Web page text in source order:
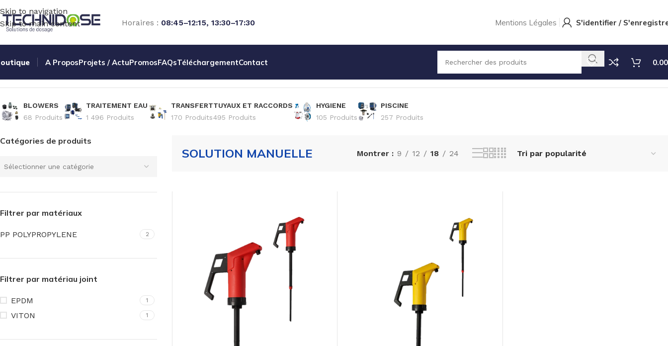
Skip to navigation
Skip to main content
Horaires : 08:45–12:15, 13:30–17:30 Mentions Légales S'identifier /
A ProposProjets / ActuPromosFAQsTéléchargementContact
0.00
BLOWERS
68 Produits
TRAITEMENT EAU
1 496 Produits
TRANSFERT
170 Produits
TUYAUX ET RACCORDS
495 Produits
HYGIENE
105 Produits
PISCINE
257 Produits
Catégories de produits
Sélectionner une catégorie
Filtrer par matériaux
PP POLYPROPYLENE 2
Filtrer par matériau joint
EPDM 1
VITON 1
SOLUTION MANUELLE Montrer 9 12 18 24